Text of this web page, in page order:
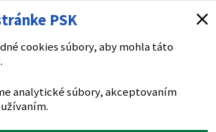
PSK
cookies súbory, aby mohla táto
analytické súbory, akceptovaním